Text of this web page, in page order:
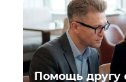
Помощь другу